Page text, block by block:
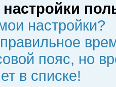
настройки?
пояс, но
в списке!